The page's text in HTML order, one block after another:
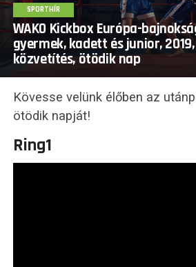
SPORTHÍR
WAKO Kickbox Európa-
gyermek, kadett és junior,
közvetítés, ötödik nap
Kövesse velünk élőben az
ötödik napját!
Ring1